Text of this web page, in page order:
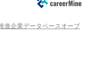
進企業データベースオープ